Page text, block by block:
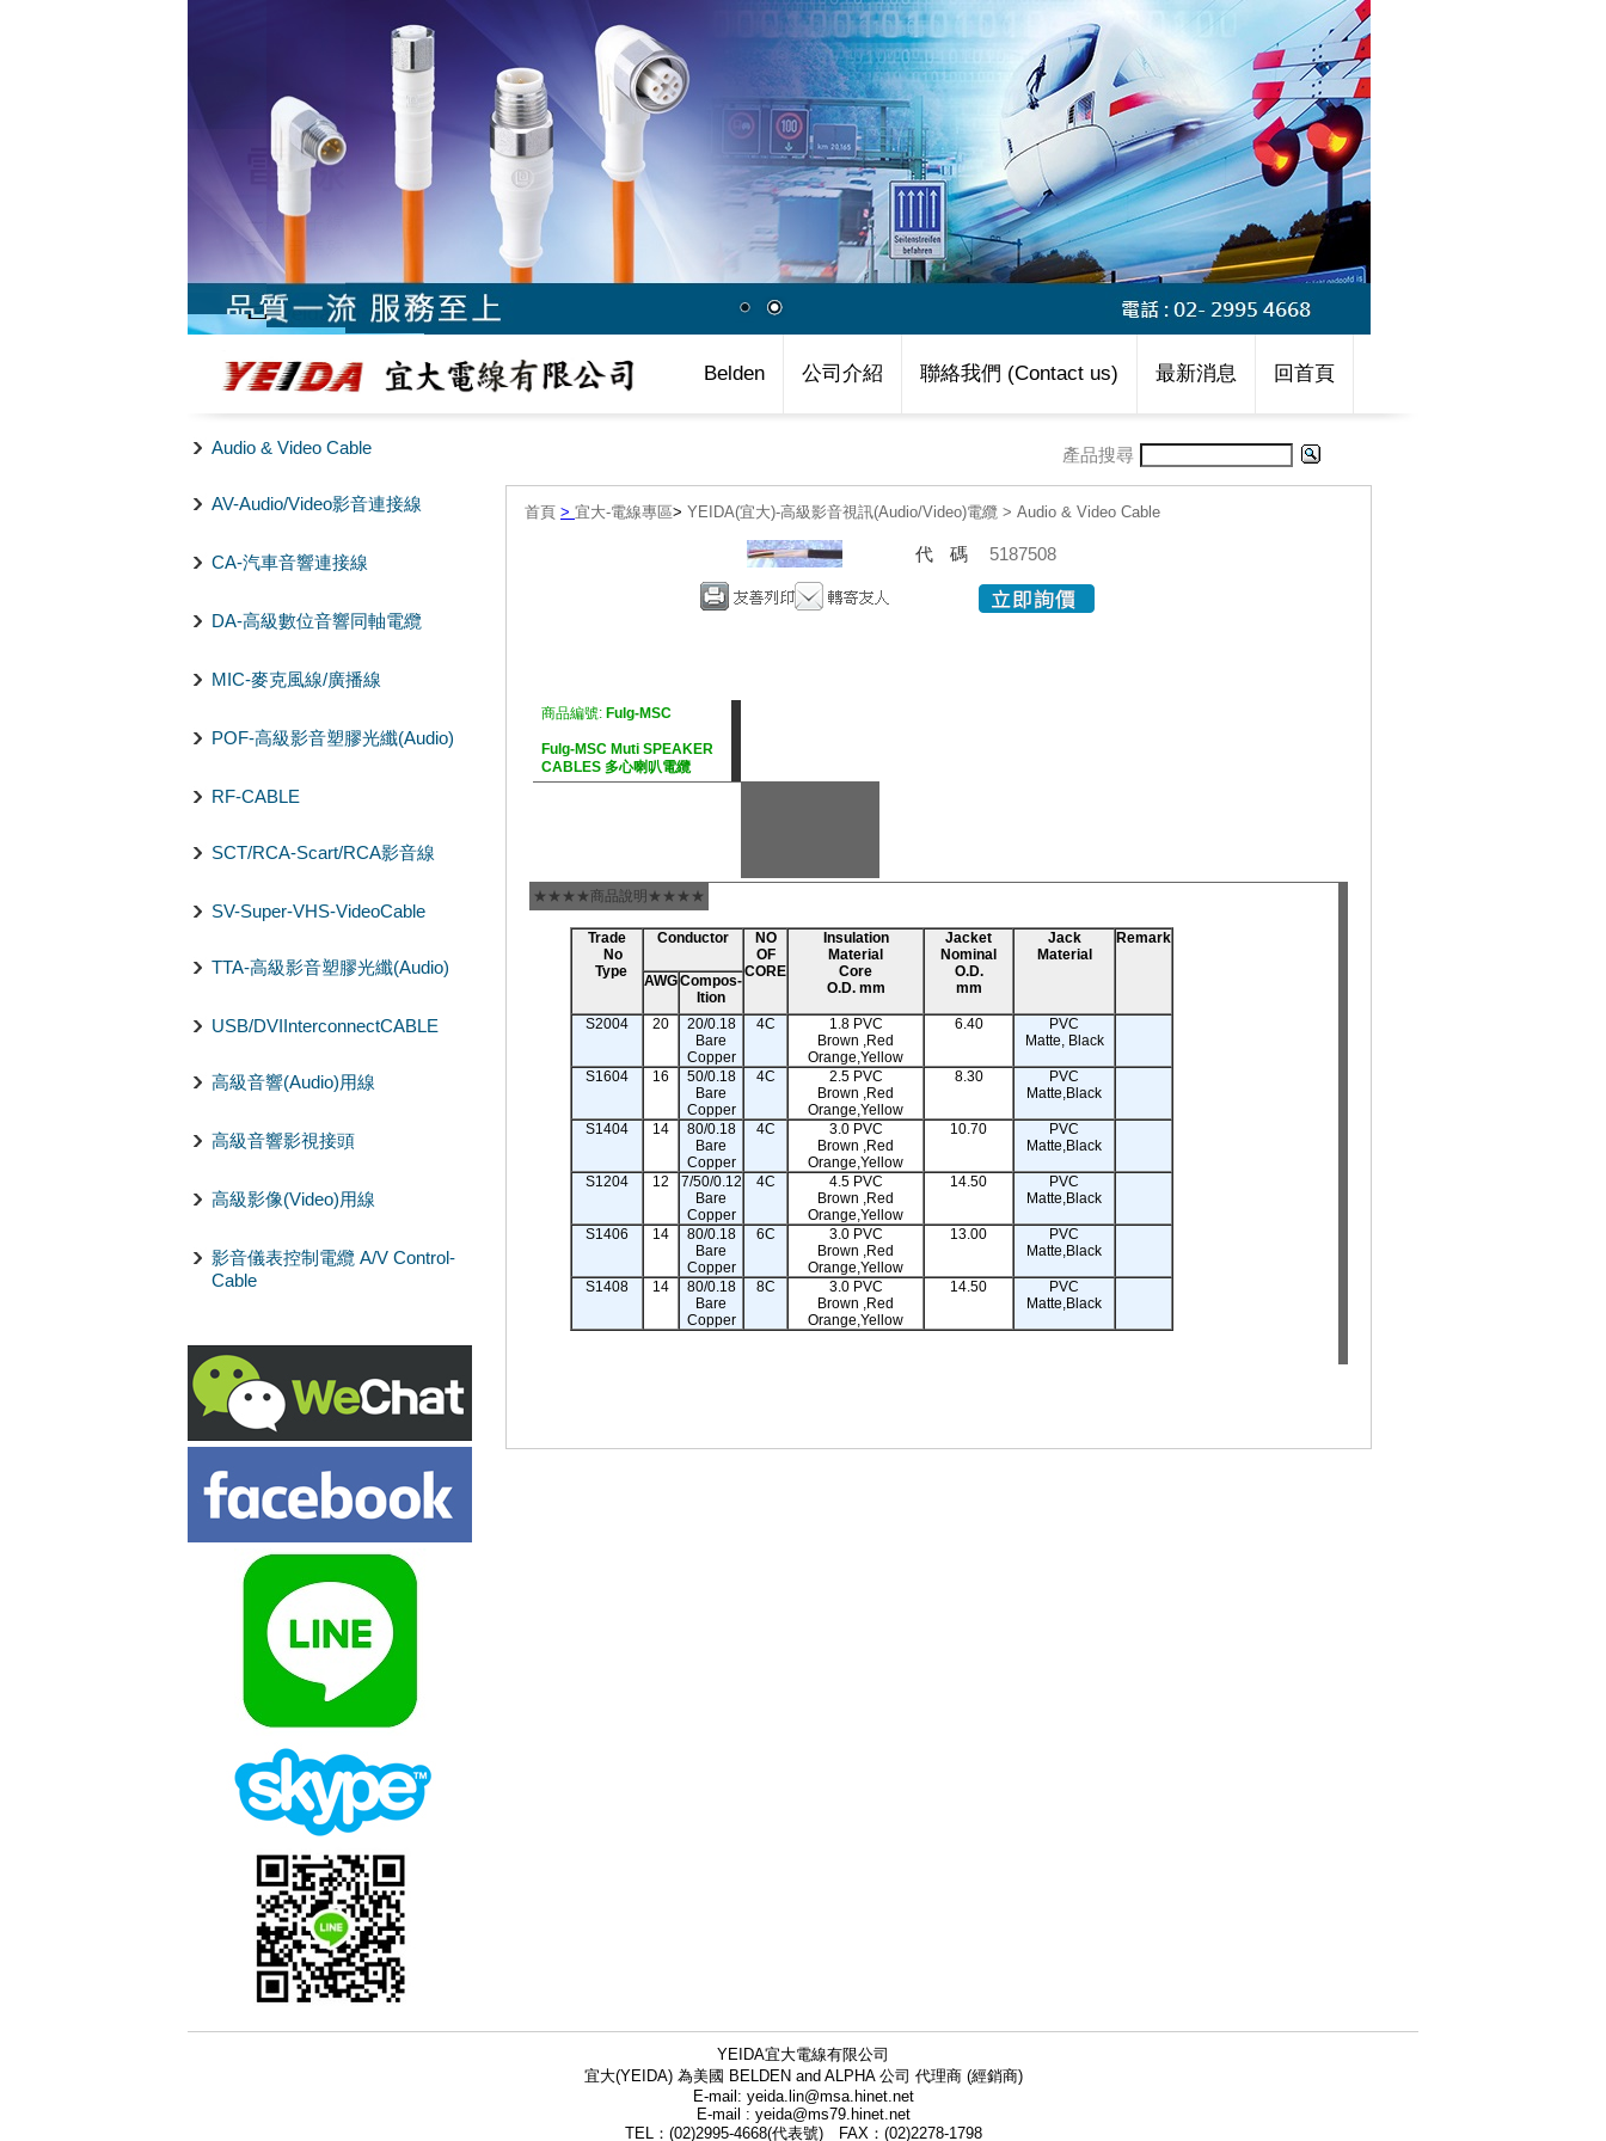
Belden 公司介紹 聯絡我們 (Contact us) 最新消息 回首頁
Audio & Video Cable
AV-Audio/Video影音連接線
CA-汽車音響連接線
DA-高級數位音響同軸電纜
MIC-麥克風線/廣播線
POF-高級影音塑膠光纖(Audio)
RF-CABLE
SCT/RCA-Scart/RCA影音線
SV-Super-VHS-VideoCable
TTA-高級影音塑膠光纖(Audio)
USB/DVIInterconnectCABLE
高級音響(Audio)用線
高級音響影視接頭
高級影像(Video)用線
影音儀表控制電纜 A/V Control-
Cable
產品搜尋
首頁 > 宜大-電線專區> YEIDA(宜大)-高級影音視訊(Audio/Video)電纜 > Audio & Video Cable
代碼 5187508
商品編號: Fulg-MSC
Fulg-MSC Muti SPEAKER
CABLES 多心喇叭電纜
★★★★商品說明★★★★
Trade
No
Type
Conductor
NO
OF
CORE
Insulation
Material
Core
O.D. mm
Jacket
Nominal
O.D.
mm
Jack
Material
Remark
AWGCompos-
Ition
S2004
20
20/0.18
Bare
Copper
4C
1.8 PVC
Brown ,Red
Orange,Yellow
6.40
PVC
Matte, Black
S1604 16
50/0.18
Bare
Copper
4C
2.5 PVC
Brown ,Red
Orange,Yellow
8.30
PVC
Matte,Black
S1404 14
80/0.18
Bare
Copper
4C
3.0 PVC
Brown ,Red
Orange,Yellow
10.70
PVC
Matte,Black
S1204 12
7/50/0.12
Bare
Copper
4C
4.5 PVC
Brown ,Red
Orange,Yellow
14.50
PVC
Matte,Black
S1406 14
80/0.18
Bare
Copper
6C
3.0 PVC
Brown ,Red
Orange,Yellow
13.00
PVC
Matte,Black
S1408 14
80/0.18
Bare
Copper
8C
3.0 PVC
Brown ,Red
Orange,Yellow
14.50
PVC
Matte,Black
YEIDA宜大電線有限公司
宜大(YEIDA) 為美國 BELDEN and ALPHA 公司 代理商 (經銷商)
E-mail: yeida.lin@msa.hinet.net
E-mail : yeida@ms79.hinet.net
TEL：(02)2995-4668(代表號) FAX：(02)2278-1798